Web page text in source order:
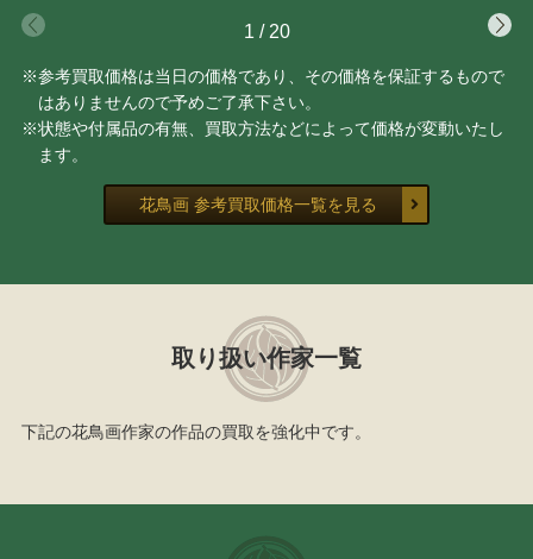
1 / 20
※参考買取価格は当日の価格であり、その価格を保証するもので
はありませんので予めご了承下さい。
※状態や付属品の有無、買取方法などによって価格が変動いたし
ます。
花鳥画 参考買取価格一覧を見る
取り扱い作家一覧
下記の花鳥画作家の作品の買取を強化中です。